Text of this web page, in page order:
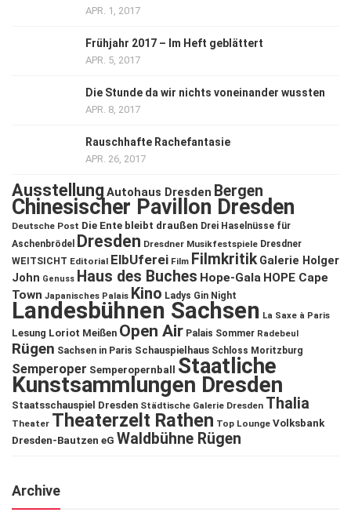
APR. 1, 2017
Frühjahr 2017 – Im Heft geblättert
APR. 5, 2017
Die Stunde da wir nichts voneinander wussten
APR. 8, 2017
Rauschhafte Rachefantasie
APR. 26, 2017
Ausstellung Autohaus Dresden Bergen
Chinesischer Pavillon Dresden
Deutsche Post Die Ente bleibt draußen Drei Haselnüsse für
Aschenbrödel
Dresden Dresdner Musikfestspiele Dresdner
WEITSICHT Editorial ElbUferei Film Filmkritik Galerie Holger
John Genuss Haus des Buches Hope-Gala HOPE Cape
Town Japanisches Palais Kino Ladys Gin Night
Landesbühnen Sachsen La Saxe à Paris
Lesung Loriot Meißen Open Air Palais Sommer Radebeul
Rügen Sachsen in Paris Schauspielhaus Schloss Moritzburg
Semperoper Semperopernball Staatliche
Kunstsammlungen Dresden
Staatsschauspiel Dresden Städtische Galerie Dresden Thalia
Theater Theaterzelt Rathen Top Lounge Volksbank
Dresden-Bautzen eG Waldbühne Rügen
Archive